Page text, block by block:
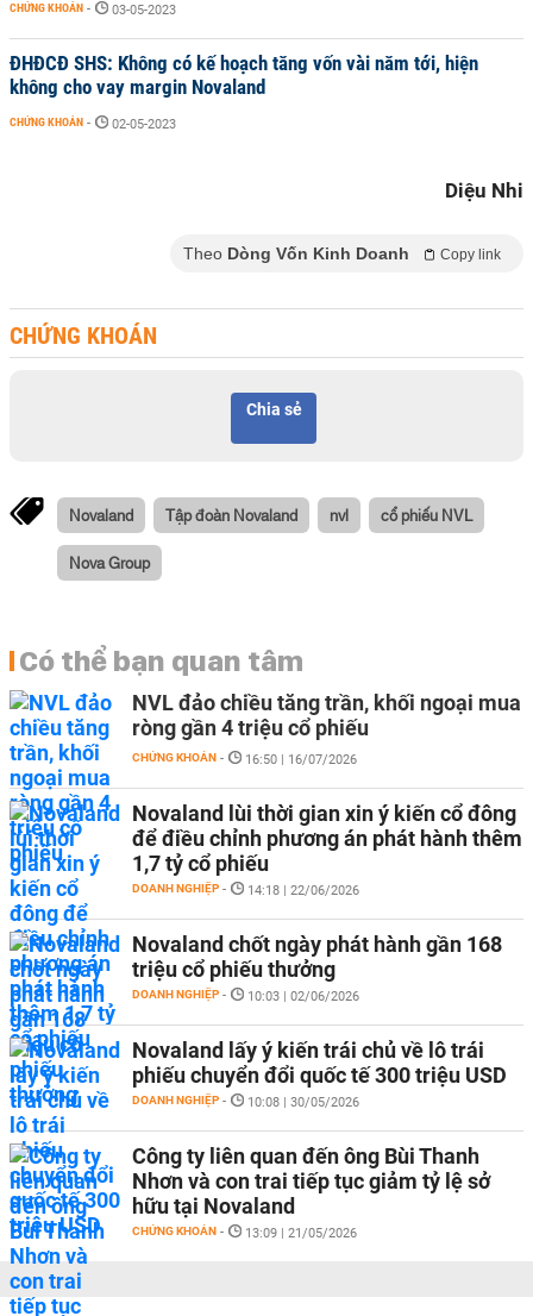
CHỨNG KHOÁN - 03-05-2023
ĐHĐCĐ SHS: Không có kế hoạch tăng vốn vài năm tới, hiện
không cho vay margin Novaland
CHỨNG KHOÁN - 02-05-2023
Diệu Nhi
Theo Dòng Vốn Kinh Doanh Copy link
CHỨNG KHOÁN
Chia sẻ
Novaland Tập đoàn Novaland nvl cổ phiếu NVL
Nova Group
Có thể bạn quan tâm
NVL đảo chiều tăng trần, khối ngoại mua
ròng gần 4 triệu cổ phiếu
CHỨNG KHOÁN - 16:50 | 16/07/2026
Novaland lùi thời gian xin ý kiến cổ đông
để điều chỉnh phương án phát hành thêm
1,7 tỷ cổ phiếu
DOANH NGHIỆP - 14:18 | 22/06/2026
Novaland chốt ngày phát hành gần 168
triệu cổ phiếu thưởng
DOANH NGHIỆP - 10:03 | 02/06/2026
Novaland lấy ý kiến trái chủ về lô trái
phiếu chuyển đổi quốc tế 300 triệu USD
DOANH NGHIỆP - 10:08 | 30/05/2026
Công ty liên quan đến ông Bùi Thanh
Nhơn và con trai tiếp tục giảm tỷ lệ sở
hữu tại Novaland
CHỨNG KHOÁN - 13:09 | 21/05/2026